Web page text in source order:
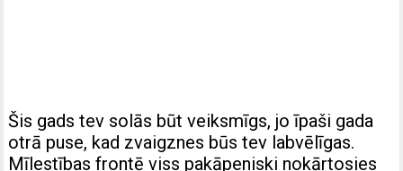
Šis gads tev solās būt veiksmīgs, jo īpaši gada
otrā puse, kad zvaigznes būs tev labvēlīgas.
Mīlestības frontē viss pakāpeniski nokārtosies